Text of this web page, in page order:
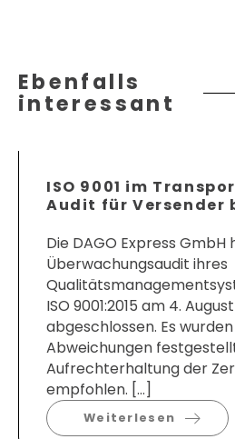
Ebenfalls
interessant
ISO 9001 im
Audit für Versender
Die DAGO Express GmbH
Überwachungsaudit ihres
ISO 9001:2015 am 4.
abgeschlossen. Es
Abweichungen
Aufrechterhaltung der
empfohlen. […]
Weiterlesen